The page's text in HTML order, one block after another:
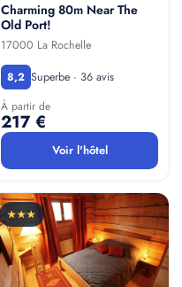
Charming 80m Near The
Old Port!
17000 La Rochelle
8,2 Superbe · 36 avis
À partir de
217 €
Voir l'hôtel
★★★